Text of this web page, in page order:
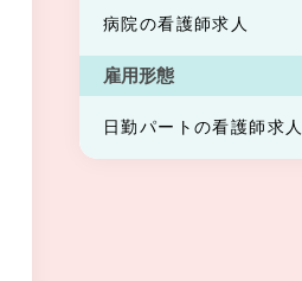
病院の看護師求人
雇用形態
日勤パートの看護師求人